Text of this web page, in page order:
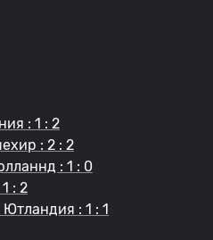
: 1 : 2
: 2 : 2
: 1 : 0
: 2
: 1 : 1